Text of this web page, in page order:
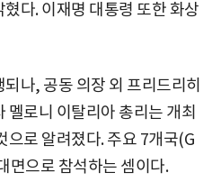
다. 이재명 대통령 또한 화상
나, 공동 의장 외 프리드리히
멜로니 이탈리아 총리는 개최
으로 알려졌다. 주요 7개국(G
면으로 참석하는 셈이다.